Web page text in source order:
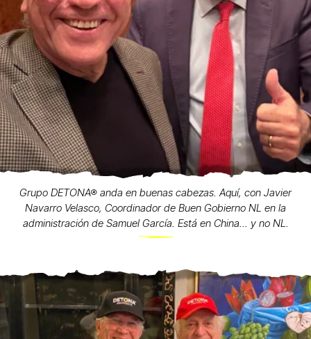
Grupo DETONA® anda en buenas cabezas. Aquí, con Javier
Navarro Velasco, Coordinador de Buen Gobierno NL en la
administración de Samuel García. Está en China... y no NL.